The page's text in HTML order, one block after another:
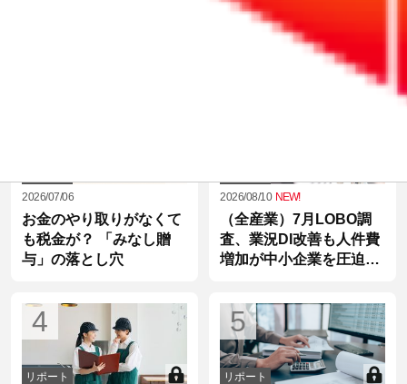
巷で噂の税金対策は本当に得をする？ 中古車、
2026/07/06
お金のやり取りがなくて
も税金が？ 「みなし贈
与」の落とし穴
2026/08/10 NEW!
（全産業）7月LOBO調
査、業況DI改善も人件費
増加が中小企業を圧迫
4
リポート
5
リポート